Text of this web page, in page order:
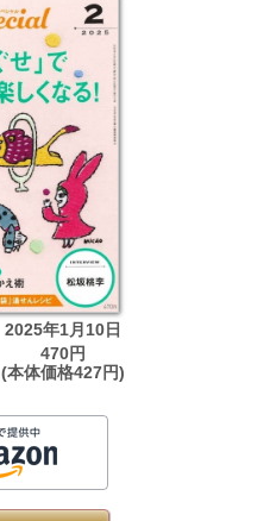
2025年1月10日
470円
(本体価格427円)